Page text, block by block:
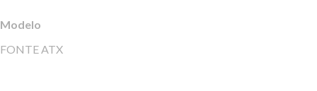
Modelo
FONTE ATX